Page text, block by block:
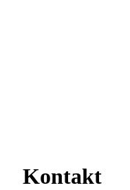
Kontakt